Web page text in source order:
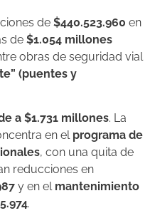
de $440.523.960 en
de $1.054 millones
obras de seguridad vial
(puentes y
a $1.731 millones. La
en el programa de
, con una quita de
reducciones en
y en elmantenimiento
.